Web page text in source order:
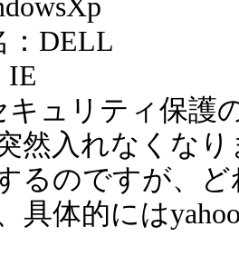
：DELL
IE
キュリティ保護
然入れなくな
るのですが、
具体的には